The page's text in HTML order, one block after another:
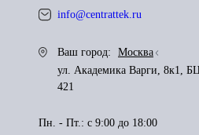
info@centrattek.ru
Ваш город:
Москва
ул. Академика Варги, 8к1,
421
Пн. - Пт.: с 9:00 до 18:00